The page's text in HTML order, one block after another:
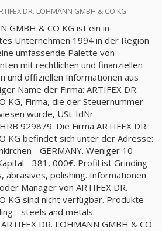
DR. LOHMANN GMBH & CO KG
GMBH & CO KG ist ein in
Unternehmen 1994 in der Region
umfassende Palette von
mit rechtlichen und finanziellen
und offiziellen Informationen aus
Name der Firma: ARTIFEX DR.
KG, Firma, die der Steuernummer
wurde, USt-IdNr -
929879. Die Firma ARTIFEX DR.
KG befindet sich unter der Adresse:
- GERMANY. Weniger 10
- 381, 000€. Profil ist Grinding
abrasives, polishing. Informationen
Manager von ARTIFEX DR.
KG sind nicht verfügbar. Produkte -
- steels and metals.
DR. LOHMANN GMBH & CO